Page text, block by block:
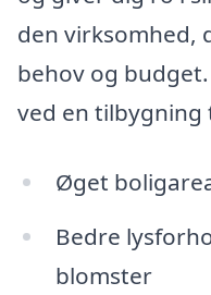
den virksomhed,
behov og
ved en tilbygning
Øget
Bedre
blomster